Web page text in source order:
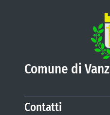
Comune di
Contatti